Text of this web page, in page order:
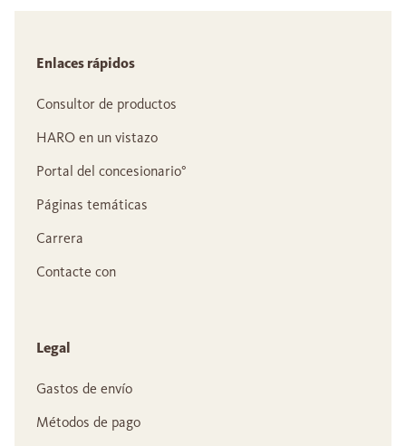
Enlaces rápidos
Consultor de productos
HARO en un vistazo
Portal del concesionario°
Páginas temáticas
Carrera
Contacte con
Legal
Gastos de envío
Métodos de pago